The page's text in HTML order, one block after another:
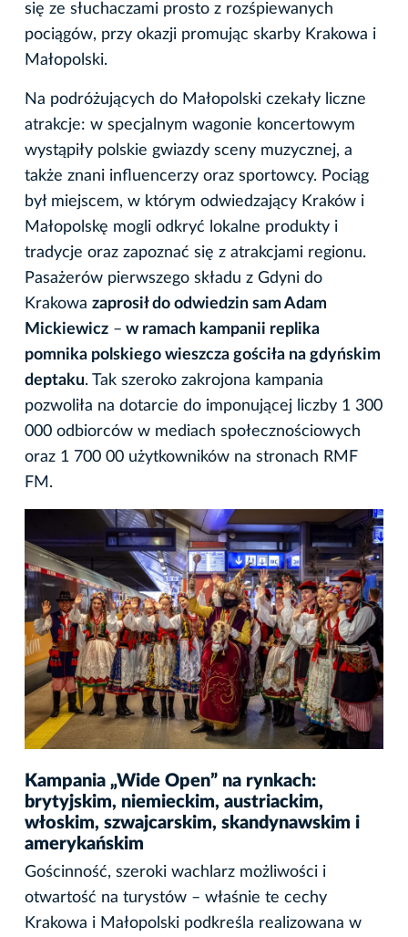
się ze słuchaczami prosto z rozśpiewanych
pociągów, przy okazji promując skarby Krakowa i
Małopolski.
Na podróżujących do Małopolski czekały liczne
atrakcje: w specjalnym wagonie koncertowym
wystąpiły polskie gwiazdy sceny muzycznej, a
także znani influencerzy oraz sportowcy. Pociąg
był miejscem, w którym odwiedzający Kraków i
Małopolskę mogli odkryć lokalne produkty i
tradycje oraz zapoznać się z atrakcjami regionu.
Pasażerów pierwszego składu z Gdyni do
Krakowa zaprosił do odwiedzin sam Adam
Mickiewicz – w ramach kampanii replika
pomnika polskiego wieszcza gościła na gdyńskim
deptaku. Tak szeroko zakrojona kampania
pozwoliła na dotarcie do imponującej liczby 1 300
000 odbiorców w mediach społecznościowych
oraz 1 700 00 użytkowników na stronach RMF
FM.
Kampania „Wide Open” na rynkach:
brytyjskim, niemieckim, austriackim,
włoskim, szwajcarskim, skandynawskim i
amerykańskim
Gościnność, szeroki wachlarz możliwości i
otwartość na turystów – właśnie te cechy
Krakowa i Małopolski podkreśla realizowana w